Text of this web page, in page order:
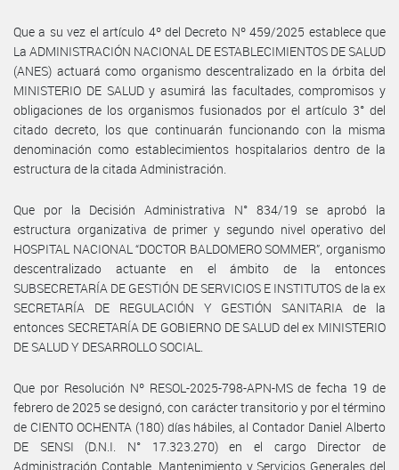
Que a su vez el artículo 4º del Decreto Nº 459/2025 establece que
La ADMINISTRACIÓN NACIONAL DE ESTABLECIMIENTOS DE SALUD
(ANES) actuará como organismo descentralizado en la órbita del
MINISTERIO DE SALUD y asumirá las facultades, compromisos y
obligaciones de los organismos fusionados por el artículo 3° del
citado decreto, los que continuarán funcionando con la misma
denominación como establecimientos hospitalarios dentro de la
estructura de la citada Administración.
Que por la Decisión Administrativa N° 834/19 se aprobó la
estructura organizativa de primer y segundo nivel operativo del
HOSPITAL NACIONAL “DOCTOR BALDOMERO SOMMER”, organismo
descentralizado actuante en el ámbito de la entonces
SUBSECRETARÍA DE GESTIÓN DE SERVICIOS E INSTITUTOS de la ex
SECRETARÍA DE REGULACIÓN Y GESTIÓN SANITARIA de la
entonces SECRETARÍA DE GOBIERNO DE SALUD del ex MINISTERIO
DE SALUD Y DESARROLLO SOCIAL.
Que por Resolución Nº RESOL-2025-798-APN-MS de fecha 19 de
febrero de 2025 se designó, con carácter transitorio y por el término
de CIENTO OCHENTA (180) días hábiles, al Contador Daniel Alberto
DE SENSI (D.N.I. N° 17.323.270) en el cargo Director de
Administración Contable, Mantenimiento y Servicios Generales del